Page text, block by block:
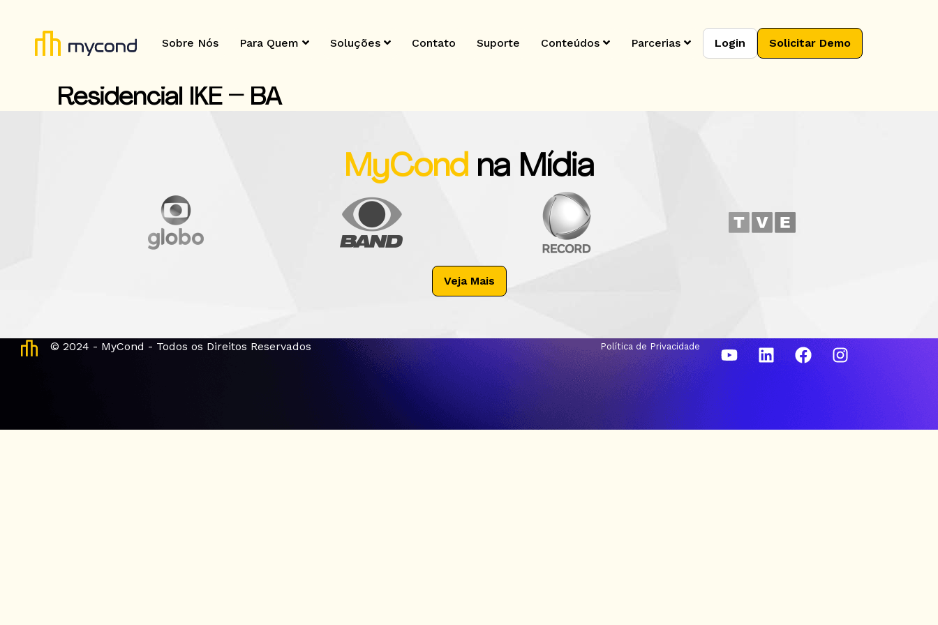
Sobre Nós Para Quem Soluções Contato Suporte Conteúdos Parcerias Login Solicitar Demo
Residencial IKE – BA
MyCond na Mídia
Veja Mais
© 2024 - MyCond - Todos os Direitos Reservados Política de Privacidade